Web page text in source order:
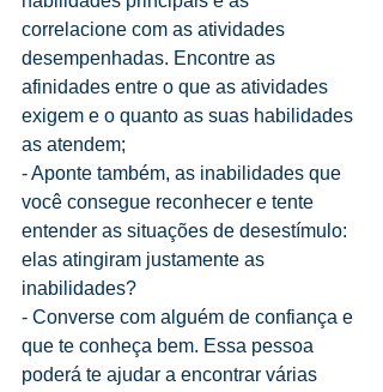
correlacione com as atividades
desempenhadas. Encontre as
afinidades entre o que as atividades
exigem e o quanto as suas habilidades
as atendem;
- Aponte também, as inabilidades que
você consegue reconhecer e tente
entender as situações de desestímulo:
elas atingiram justamente as
inabilidades?
- Converse com alguém de confiança e
que te conheça bem. Essa pessoa
poderá te ajudar a encontrar várias